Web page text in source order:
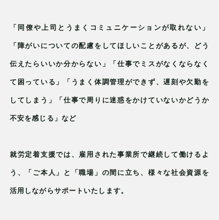
「同僚や上司とうまくコミュニケーションが取れない」
「障がいについての配慮をしてほしいことがあるが、どう
伝えたらいいか分からない」「仕事でミスがなくならなく
て困っている」「うまく体調管理ができず、遅刻や欠勤を
してしまう」「仕事で周りに迷惑をかけていないかどうか
不安を感じる」など
就労定着支援では、雇用された事業所で継続して働けるよ
う、「ご本人」と「職場」の間に立ち、様々な社会資源を
活用しながらサポートいたします。